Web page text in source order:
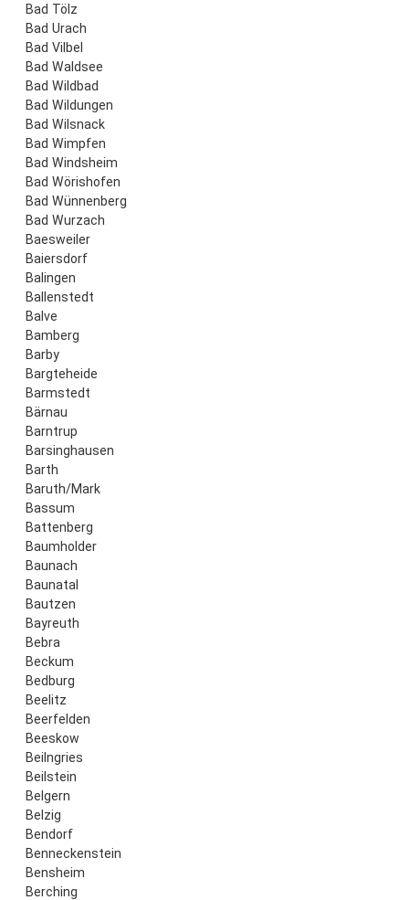
Bad Tölz
Bad Urach
Bad Vilbel
Bad Waldsee
Bad Wildbad
Bad Wildungen
Bad Wilsnack
Bad Wimpfen
Bad Windsheim
Bad Wörishofen
Bad Wünnenberg
Bad Wurzach
Baesweiler
Baiersdorf
Balingen
Ballenstedt
Balve
Bamberg
Barby
Bargteheide
Barmstedt
Bärnau
Barntrup
Barsinghausen
Barth
Baruth/Mark
Bassum
Battenberg
Baumholder
Baunach
Baunatal
Bautzen
Bayreuth
Bebra
Beckum
Bedburg
Beelitz
Beerfelden
Beeskow
Beilngries
Beilstein
Belgern
Belzig
Bendorf
Benneckenstein
Bensheim
Berching